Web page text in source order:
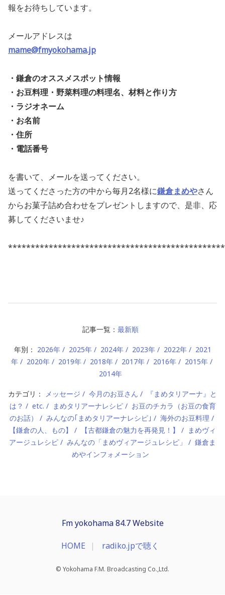
報をお待ちしています。
メールアドレスは
mame@fmyokohama.jp
・鎌倉のオススメスポット情報
・お豆料理・野菜料理の料理名、材料と作り方
・ラジオネーム
・お名前
・住所
・電話番号
を書いて、メールを送ってください。
送ってくださった方の中から毎月2名様に鎌倉まめやさん
からお菓子詰め合わせをプレゼントしますので、是非、応
募してくださいませ♪
記事一覧： 最新順
年別： 2026年 2025年 2024年 2023年 2022年
2021
年
2020年 2019年 2018年 2017年 2016年
2015年
2014年
カテゴリ： メッセージ 今月のお豆さん
『まめタリアーナ』と
は？
etc. まめタリアーナレシピ
お豆のチカラ（お豆の食育
のお話）
みんなの｢まめタリアーナレシピ｣
海外のお豆料理
【鎌倉の人、もの】
【古都鎌倉の魅力を再発見！】
まめヴィ
アージュレシピ
みんなの「まめヴィアージュレシピ」
鎌倉ま
めやインフォメーション
Fm yokohama 84.7 Website
HOME radiko.jpで聴く
© Yokohama F.M. Broadcasting Co.,Ltd.